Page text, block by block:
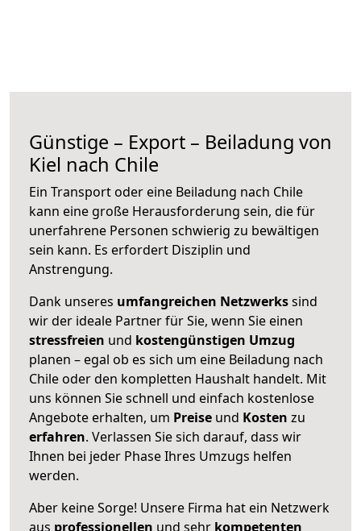
Günstige – Export – Beiladung von
Kiel nach Chile
Ein Transport oder eine Beiladung nach Chile
kann eine große Herausforderung sein, die für
unerfahrene Personen schwierig zu bewältigen
sein kann. Es erfordert Disziplin und
Anstrengung.
Dank unseres umfangreichen Netzwerkssind
wir der ideale Partner für Sie, wenn Sie einen
stressfreien und kostengünstigen Umzug
planen – egal ob es sich um eine Beiladung nach
Chile oder den kompletten Haushalt handelt. Mit
uns können Sie schnell und einfach kostenlose
Angebote erhalten, um Preise und Kosten zu
erfahren. Verlassen Sie sich darauf, dass wir
Ihnen bei jeder Phase Ihres Umzugs helfen
werden.
Aber keine Sorge! Unsere Firma hat ein Netzwerk
aus professionellen und sehr kompetenten